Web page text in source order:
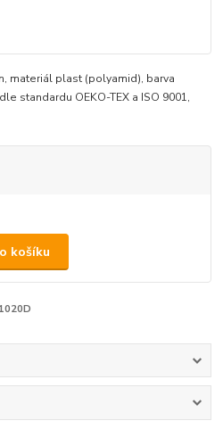
materiál plast (polyamid), barva
standardu OEKO-TEX a ISO 9001,
košíku